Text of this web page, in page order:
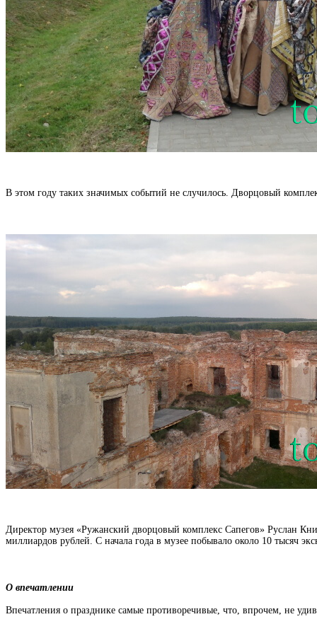
В этом году таких значимых событий не случилось. Дворцовый
Директор музея «Ружанский дворцовый комплекс Сапегов» Руслан
миллиардов рублей. С начала года в музее побывало около 10 тысяч
О впечатлении
Впечатления о празднике самые противоречивые, что, впрочем, не